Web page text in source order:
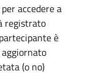
accedere a
registrato
è
(o no)